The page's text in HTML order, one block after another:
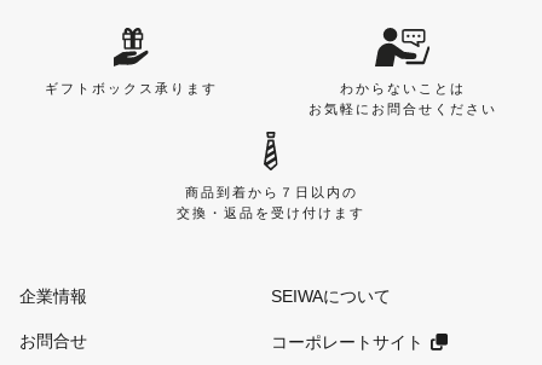
ギフトボックス承ります
わからないことは
お気軽にお問合せください
商品到着から７日以内の
交換・返品を受け付けます
企業情報 SEIWAについて
お問合せ コーポレートサイト